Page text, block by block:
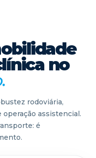
no
rodoviária,
assistencial.
é